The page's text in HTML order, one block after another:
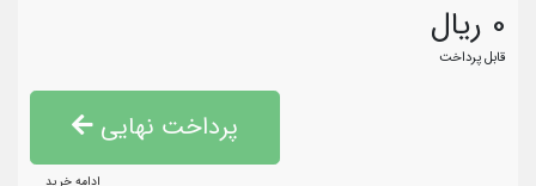
0 ریال
قابل پرداخت
پرداخت نهایی
ادامه خرید